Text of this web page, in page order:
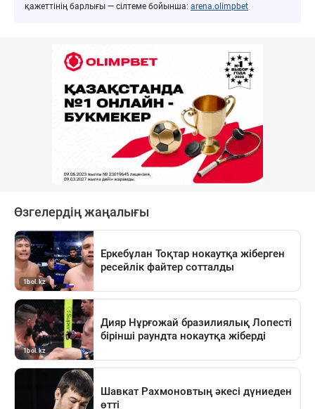
қажеттінің барлығы — сілтеме бойынша: arena.olimpbet